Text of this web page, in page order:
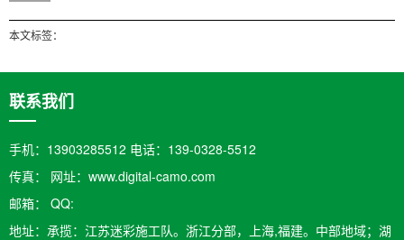
本文标签：
联系我们
手机：13903285512 电话：139-0328-5512
传真： 网址：www.digital-camo.com
邮箱：​ QQ:
地址：承揽：江苏迷彩施工队。浙江分部，上海,福建。中部地域；湖